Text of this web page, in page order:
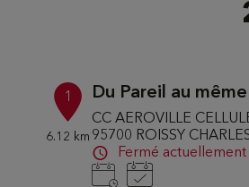
1
6.12 km
Du Pareil au même
CC AEROVILLE
95700 ROISSY
Fermé actuellement